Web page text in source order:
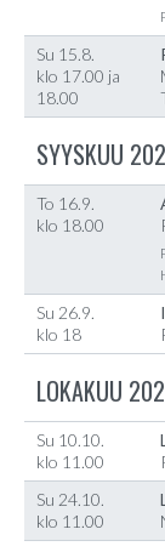
Su 15.8.
klo 17.00 ja
18.00
SYYSKUU
To 16.9.
klo 18.00
Su 26.9.
klo 18
LOKAKUU
Su 10.10.
klo 11.00
Su 24.10.
klo 11.00